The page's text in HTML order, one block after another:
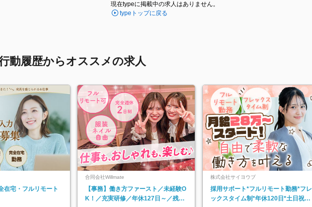
現在typeに掲載中の求人はありません。
typeトップに戻る
動履歴からオススメの求人
在宅・フルリモート
合同会社Willmate
【事務】働き方ファースト／未経験O
K！／充実研修／年休127日～／残業
株式会社サイヨウブ
採用サポート*フルリモート勤務*フレ
ックスタイム制*年休120日*土日祝休